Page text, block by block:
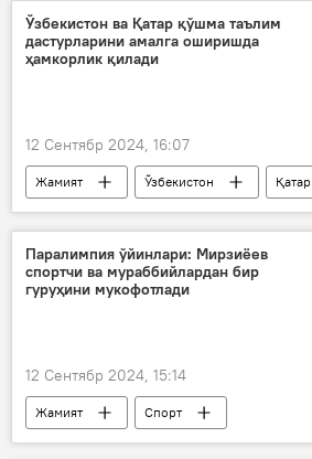
Ўзбекистон ва Қатар қўшма таълим
дастурларини амалга оширишда
ҳамкорлик қилади
12 Сентябр 2024, 16:07
Жамият Ўзбекистон
Қатар
таълим
ОТМ
Паралимпия ўйинлари: Мирзиёев
спортчи ва мураббийлардан бир
гуруҳини мукофотлади
12 Сентябр 2024, 15:14
Жамият
Спорт
Паралимпиада
Шавкат Мирзиёев